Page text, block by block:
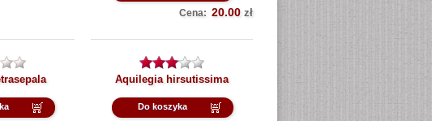
Cena: 20.00 zł
Aquilegia hirsutissima
Do koszyka